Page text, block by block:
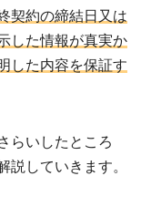
契約の締結日又は
した情報が真実か
した内容を保証す
らいしたところ
説していきます。